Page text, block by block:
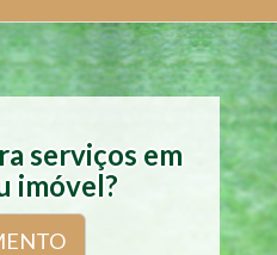
serviços em
imóvel?